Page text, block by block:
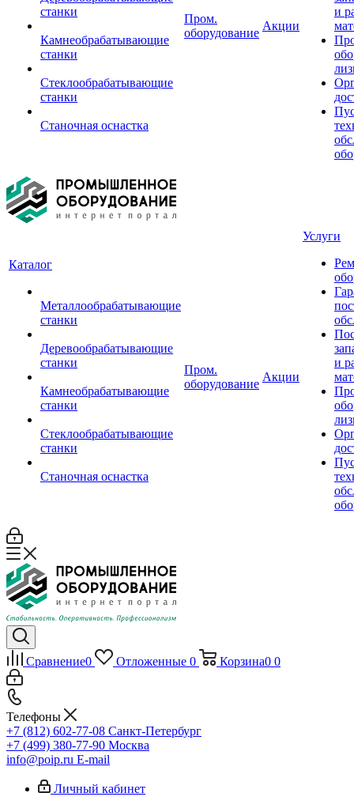
станки
Камнеобрабатывающие
станки
Стеклообрабатывающие
станки
Станочная оснастка
Пром.
оборудование
Акции
и
Каталог
Металлообрабатывающие
станки
Деревообрабатывающие
станки
Камнеобрабатывающие
станки
Стеклообрабатывающие
станки
Станочная оснастка
Пром.
оборудование
Акции
Услуги
и
Сравнение0 Отложенные 0 Корзина0 0
Телефоны
+7 (812) 602-77-08 Санкт-Петербург
+7 (499) 380-77-90 Москва
info@poip.ru E-mail
Личный кабинет